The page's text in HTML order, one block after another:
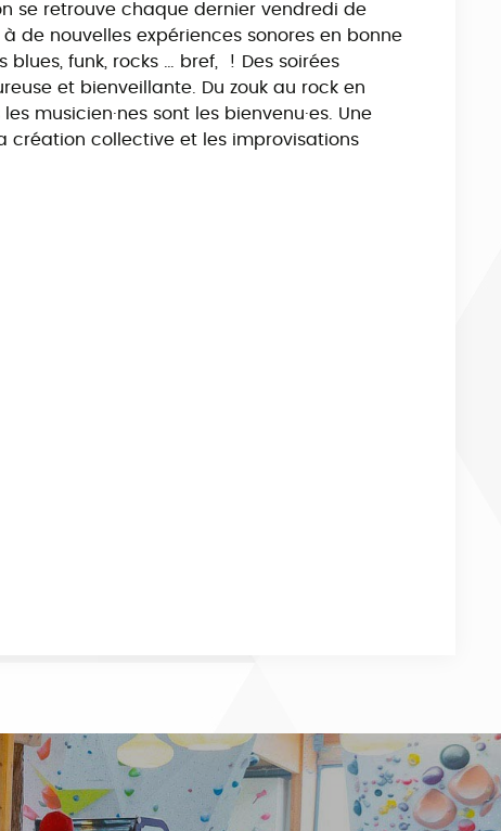
se retrouve chaque dernier vendredi de
de nouvelles expériences sonores en bonne
funk, rocks … bref, ! Des soirées
et bienveillante. Du zouk au rock en
musicien·nes sont les bienvenu·es. Une
création collective et les improvisations